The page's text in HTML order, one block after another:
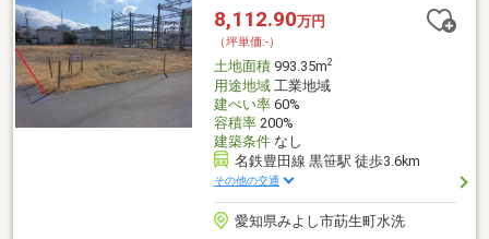
業員が宅地建物取引士を取得しております。 不動産のプロが丁
寧に誠意を持って不動産探しをサポートさせて頂きます。・不動
産のご売却も是非ご相談ください。
8,112.90万円
（坪単価:-）
土地面積993.35m2
用途地域工業地域
建ぺい率60%
容積率200%
建築条件なし
名鉄豊田線 黒笹駅 徒歩3.6km
その他の交通
愛知県みよし市莇生町水洗